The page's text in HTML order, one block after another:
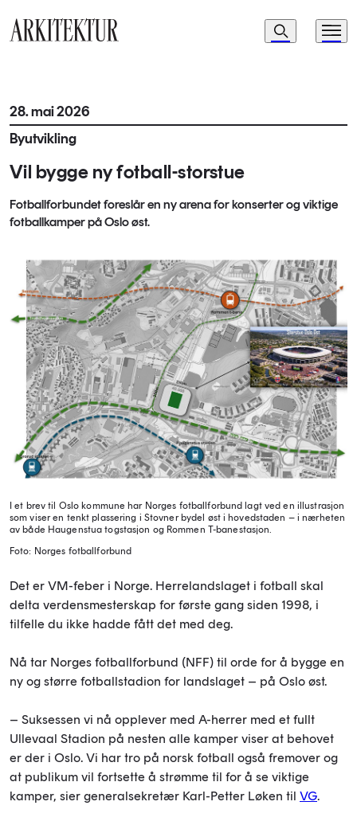
Navigasjon
Søk Meny
28. mai 2026
Byutvikling
Vil bygge ny fotball-storstue
Fotballforbundet foreslår en ny arena for konserter og viktige
fotballkamper på Oslo øst.
I et brev til Oslo kommune har Norges fotballforbund lagt ved en illustrasjon
som viser en tenkt plassering i Stovner bydel øst i hovedstaden – i nærheten
av både Haugenstua togstasjon og Rommen T-banestasjon.
Foto: Norges fotballforbund
Det er VM-feber i Norge. Herrelandslaget i fotball skal
delta verdensmesterskap for første gang siden 1998, i
tilfelle du ikke hadde fått det med deg.
Nå tar Norges fotballforbund (NFF) til orde for å bygge en
ny og større fotballstadion for landslaget – på Oslo øst.
– Suksessen vi nå opplever med A-herrer med et fullt
Ullevaal Stadion på nesten alle kamper viser at behovet
er der i Oslo. Vi har tro på norsk fotball også fremover og
at publikum vil fortsette å strømme til for å se viktige
kamper, sier generalsekretær Karl-Petter Løken til VG.